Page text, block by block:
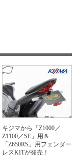
キジマから「Z1000／
Z1100／SE」用＆
「Z650RS」用フェンダー
レスKITが発売！